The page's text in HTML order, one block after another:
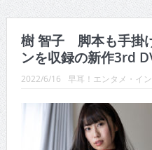
樹 智子 脚本も手掛
ンを収録の新作3rd